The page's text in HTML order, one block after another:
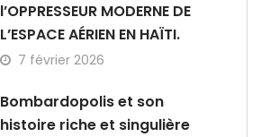
l’OPPRESSEUR MODERNE DE
L’ESPACE AÉRIEN EN HAÏTI.
7 février 2026
Bombardopolis et son
histoire riche et singulière